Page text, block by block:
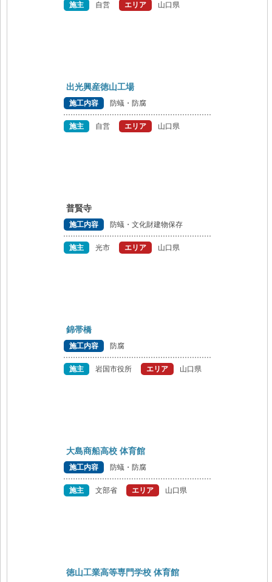
施主 自営 エリア 山口県
出光興産徳山工場
施工内容 防蟻・防腐
施主 自営 エリア 山口県
普賢寺
施工内容 防蟻・文化財建物保存
施主 光市 エリア 山口県
錦帯橋
施工内容 防腐
施主 岩国市役所 エリア 山口県
大島商船高校 体育館
施工内容 防蟻・防腐
施主 文部省 エリア 山口県
徳山工業高等専門学校 体育館